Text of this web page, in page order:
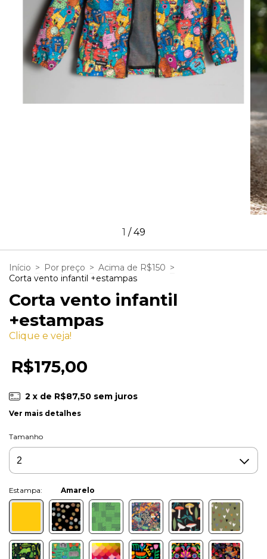
1 /49
Início > Por preço > Acima de R$150 >
Corta vento infantil +estampas
Corta vento infantil
+estampas
Clique e veja!
R$175,00
2 x de R$87,50 sem juros
Ver mais detalhes
Tamanho
Amarelo